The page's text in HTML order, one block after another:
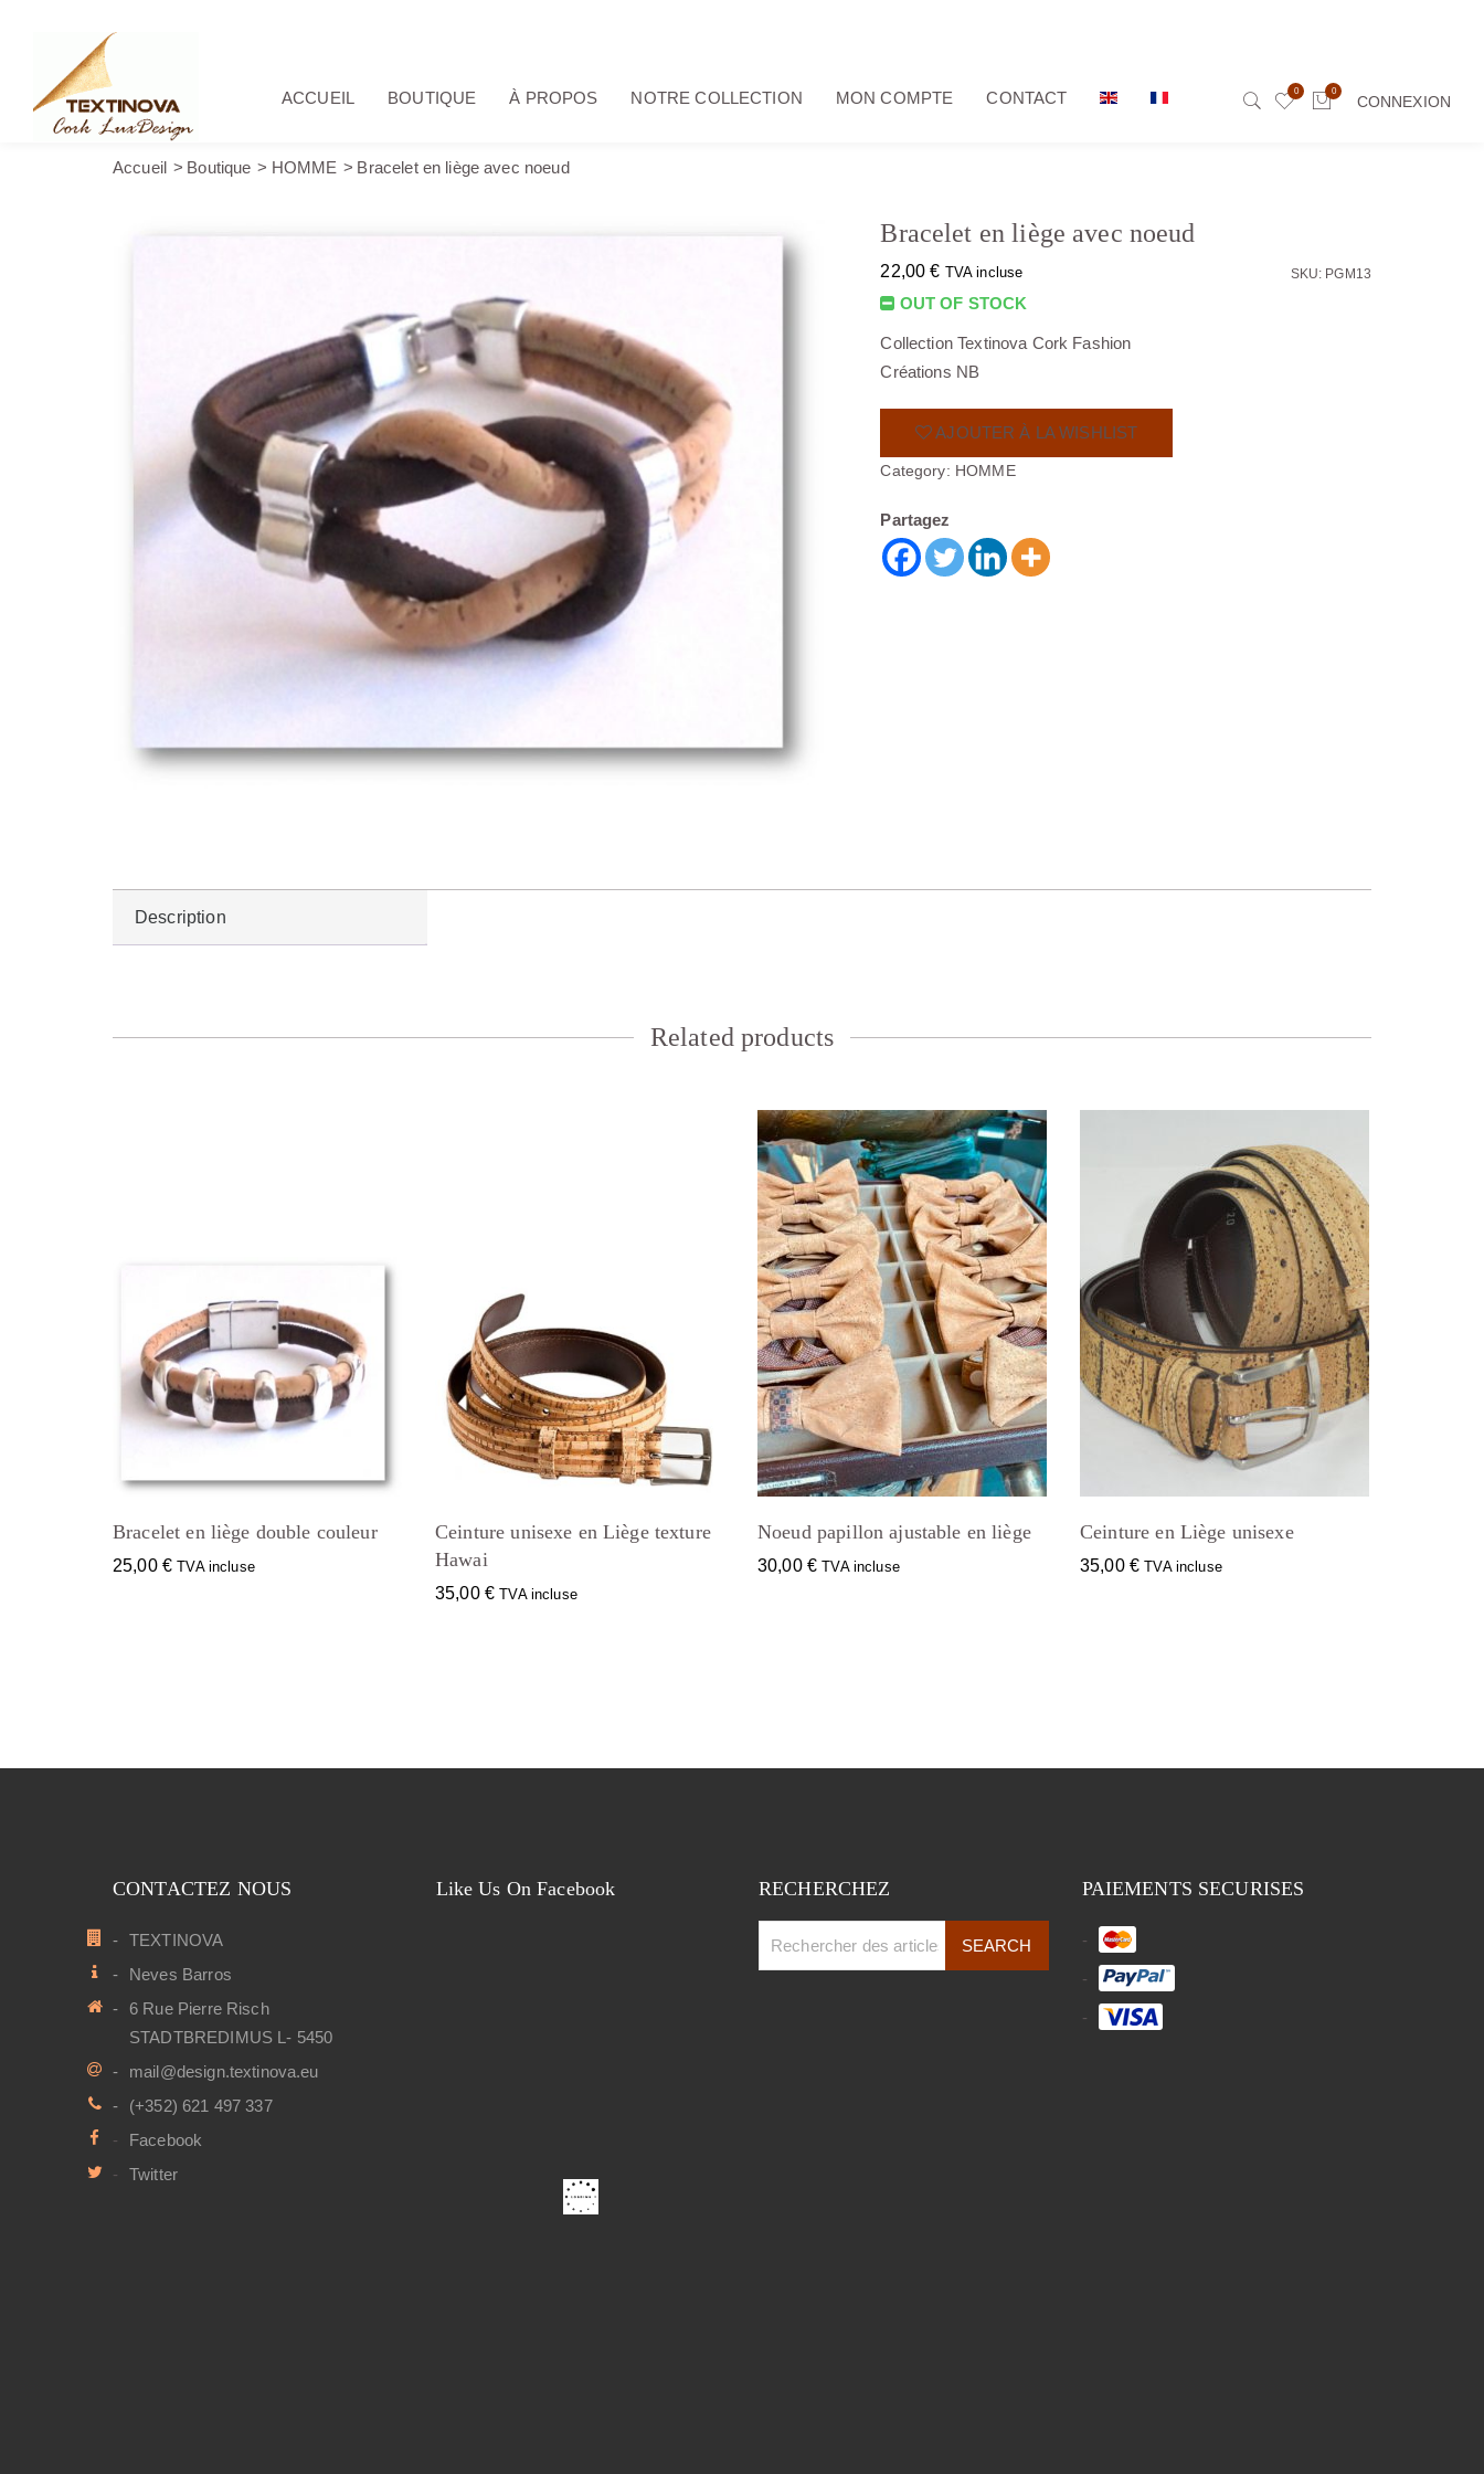
ACCUEIL BOUTIQUE À PROPOS NOTRE COLLECTION MON COMPTE CONTACT 0 0
CONNEXION
Accueil Boutique HOMME Bracelet en liège avec noeud
Bracelet en liège avec noeud
SKU: PGM13
22,00€ TVA incluse
OUT OF STOCK
Collection Textinova Cork Fashion
Créations NB
AJOUTER À LA WISHLIST
Category: HOMME
Partagez
Description
Related products
Bracelet en liège double couleur
25,00 € TVA incluse
Ceinture unisexe en Liège texture
Hawai
35,00 € TVA incluse
Noeud papillon ajustable en liège
30,00 € TVA incluse
Ceinture en Liège unisexe
35,00 € TVA incluse
CONTACTEZ NOUS
TEXTINOVA
Neves Barros
6 Rue Pierre Risch
STADTBREDIMUS L- 5450
mail@design.textinova.eu
(+352) 621 497 337
Facebook
Twitter
Like Us On Facebook RECHERCHEZ PAIEMENTS SECURISES